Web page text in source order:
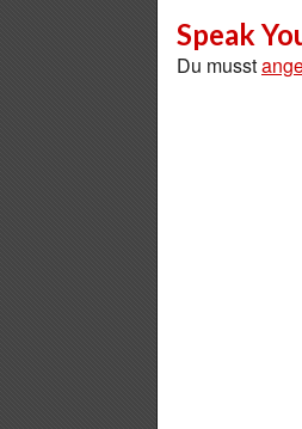
Speak
Du musst